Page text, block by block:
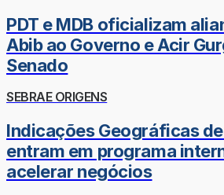
PDT e MDB oficializam
Abib ao Governo e Acir
Senado
SEBRAE ORIGENS
Indicações Geográficas
entram em programa
acelerar negócios